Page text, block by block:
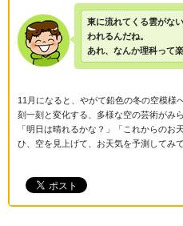
東に流れてくる雲がな
われるんだね。
あれ、なんか理科って
11月になると、やがて鉛色の冬の空模様
刻一刻と変化する、多様な空の芸術がみ
「明日は晴れるかな？」「これからのお
ひ、空を見上げて、お天気を予測してみて